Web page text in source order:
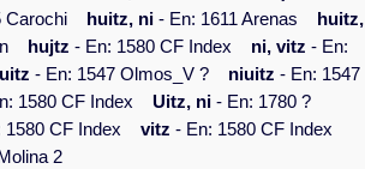
Carochi huitz, ni - En: 1611 Arenas
huitz,
hujtz - En: 1580 CF Index ni, vitz - En:
- En: 1547 Olmos_V ? niuitz - En: 1547
1580 CF Index Uitz, ni - En: 1780 ?
1580 CF Index vitz - En: 1580 CF Index
2